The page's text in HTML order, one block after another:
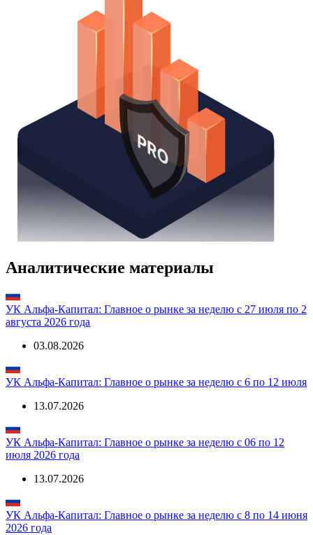
Аналитические материалы
УК Альфа-Капитал: Главное о рынке за неделю с 27 июля по 2
августа 2026 года
03.08.2026
УК Альфа-Капитал: Главное о рынке за неделю с 6 по 12 июля
13.07.2026
УК Альфа-Капитал: Главное о рынке за неделю с 06 по 12
июля 2026 года
13.07.2026
УК Альфа-Капитал: Главное о рынке за неделю с 8 по 14 июня
2026 года